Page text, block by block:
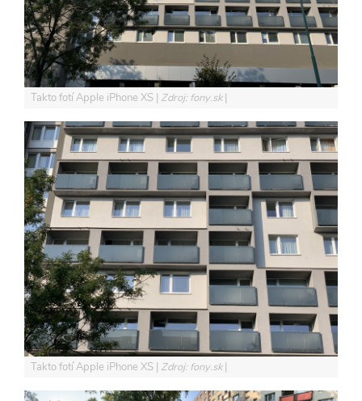
Takto fotí Apple iPhone XS Zdroj: fony.sk
Takto fotí Apple iPhone XS Zdroj: fony.sk